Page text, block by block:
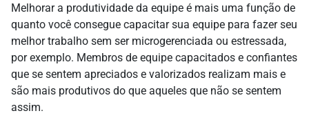
Melhorar a produtividade da equipe é mais uma função de
quanto você consegue capacitar sua equipe para fazer seu
melhor trabalho sem ser microgerenciada ou estressada,
por exemplo. Membros de equipe capacitados e confiantes
que se sentem apreciados e valorizados realizam mais e
são mais produtivos do que aqueles que não se sentem
assim.